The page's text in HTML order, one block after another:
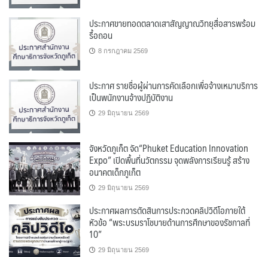
ประกาศขายทอดตลาดเสาสัญญาณวิทยุสื่อสารพร้อม
รื้อถอน
8 กรกฎาคม 2569
ประกาศ รายชื่อผู้ผ่านการคัดเลือกเพื่อจ้างเหมาบริการ
เป็นพนักงานจ้างปฏิบัติงาน
29 มิถุนายน 2569
จังหวัดภูเก็ต จัด“Phuket Education Innovation
Expo” เปิดพื้นที่นวัตกรรม จุดพลังการเรียนรู้ สร้าง
อนาคตเด็กภูเก็ต
29 มิถุนายน 2569
ประกาศผลการตัดสินการประกวดคลิปวิดีโอภายใต้
หัวข้อ “พระบรมราโชบายด้านการศึกษาของรัชกาลที่
10”
29 มิถุนายน 2569